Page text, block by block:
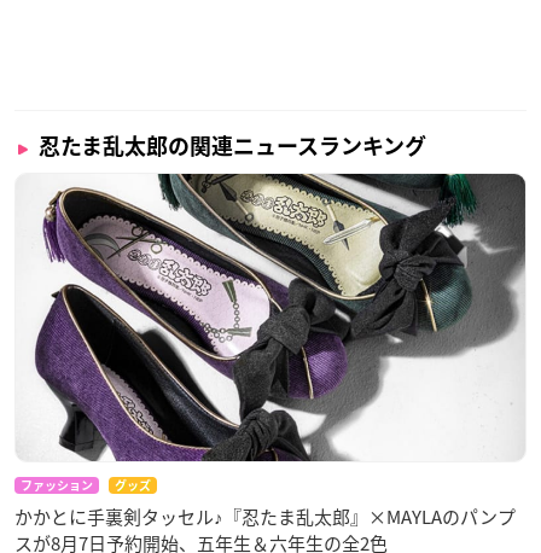
忍たま乱太郎の関連ニュースランキング
ファッション グッズ
かかとに手裏剣タッセル♪『忍たま乱太郎』×MAYLAのパンプ
スが8月7日予約開始、五年生＆六年生の全2色